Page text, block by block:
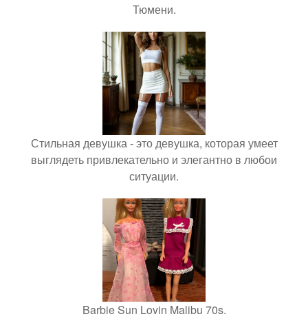
Тюмени.
Стильная девушка - это девушка, которая умеет
выглядеть привлекательно и элегантно в любои
ситуации.
Barbie Sun Lovin Malibu 70s.